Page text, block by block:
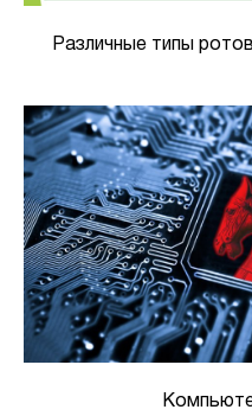
Различные типы